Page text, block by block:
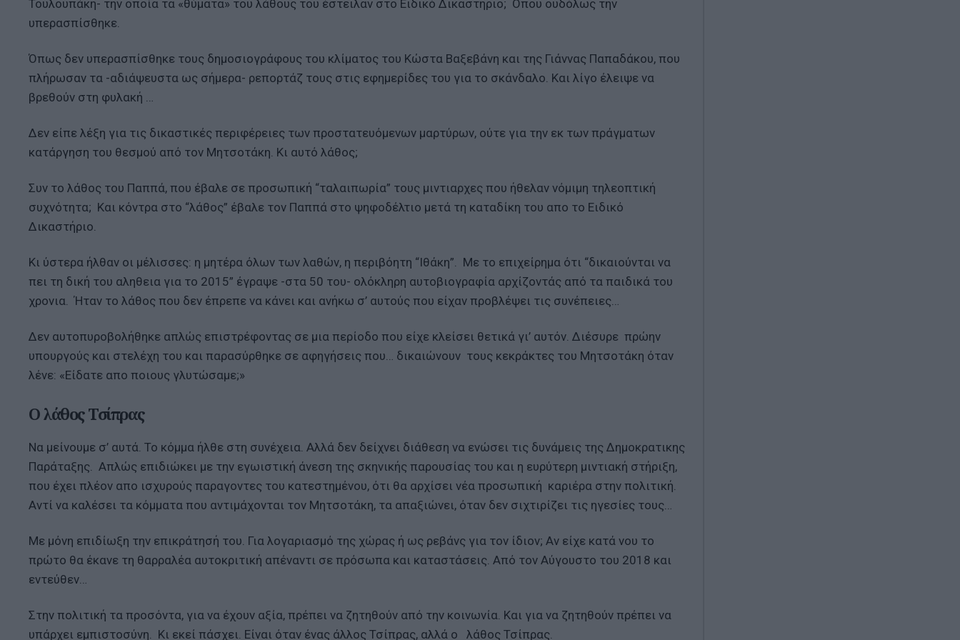
Τουλουπάκη- την οποία τα «θύματα» του λάθους του έστειλαν στο Ειδικό Δικαστήριο; Οπου ουδόλως την
υπερασπίσθηκε.
Όπως δεν υπερασπίσθηκε τους δημοσιογράφους του κλίματος του Κώστα Βαξεβάνη και της Γιάννας Παπαδάκου, που
πλήρωσαν τα -αδιάψευστα ως σήμερα- ρεπορτάζ τους στις εφημερίδες του για το σκάνδαλο. Και λίγο έλειψε να
βρεθούν στη φυλακή …
Δεν είπε λέξη για τις δικαστικές περιφέρειες των προστατευόμενων μαρτύρων, ούτε για την εκ των πράγματων
κατάργηση του θεσμού από τον Μητσοτάκη. Κι αυτό λάθος;
Συν το λάθος του Παππά, που έβαλε σε προσωπική “ταλαιπωρία” τους μιντιαρχες που ήθελαν νόμιμη τηλεοπτική
συχνότητα; Και κόντρα στο “λάθος” έβαλε τον Παππά στο ψηφοδέλτιο μετά τη καταδίκη του απο το Ειδικό
Δικαστήριο.
Κι ύστερα ήλθαν οι μέλισσες: η μητέρα όλων των λαθών, η περιβόητη “Ιθάκη”. Με το επιχείρημα ότι “δικαιούνται να
πει τη δική του αληθεια για το 2015” έγραψε -στα 50 του- ολόκληρη αυτοβιογραφία αρχίζοντάς από τα παιδικά του
χρονια. Ήταν το λάθος που δεν έπρεπε να κάνει και ανήκω σ’ αυτούς που είχαν προβλέψει τις συνέπειες…
Δεν αυτοπυροβολήθηκε απλώς επιστρέφοντας σε μια περίοδο που είχε κλείσει θετικά γι’ αυτόν. Διέσυρε πρώην
υπουργούς και στελέχη του και παρασύρθηκε σε αφηγήσεις που… δικαιώνουν τους κεκράκτες του Μητσοτάκη όταν
λένε: «Είδατε απο ποιους γλυτώσαμε;»
Ο λάθος Τσίπρας
Να μείνουμε σ’ αυτά. Το κόμμα ήλθε στη συνέχεια. Αλλά δεν δείχνει διάθεση να ενώσει τις δυνάμεις της Δημοκρατικης
Παράταξης. Απλώς επιδιώκει με την εγωιστική άνεση της σκηνικής παρουσίας του και η ευρύτερη μιντιακή στήριξη,
που έχει πλέον απο ισχυρούς παραγοντες του κατεστημένου, ότι θα αρχίσει νέα προσωπική καριέρα στην πολιτική.
Αντί να καλέσει τα κόμματα που αντιμάχονται τον Μητσοτάκη, τα απαξιώνει, όταν δεν σιχτιρίζει τις ηγεσίες τους…
Με μόνη επιδίωξη την επικράτησή του. Για λογαριασμό της χώρας ή ως ρεβάνς για τον ίδιον; Αν είχε κατά νου το
πρώτο θα έκανε τη θαρραλέα αυτοκριτική απέναντι σε πρόσωπα και καταστάσεις. Από τον Αύγουστο του 2018 και
εντεύθεν…
Στην πολιτική τα προσόντα, για να έχουν αξία, πρέπει να ζητηθούν από την κοινωνία. Και για να ζητηθούν πρέπει να
υπάρχει εμπιστοσύνη. Κι εκεί πάσχει. Είναι όταν ένας άλλος Τσίπρας, αλλά ο λάθος Τσίπρας.